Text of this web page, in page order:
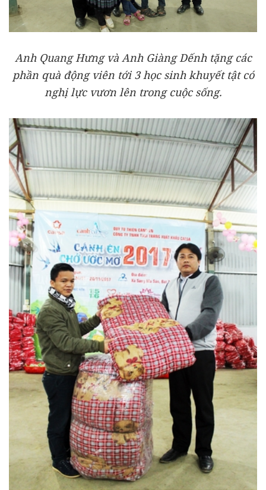
Anh Quang Hưng và Anh Giàng Dếnh tặng các
phần quà động viên tới 3 học sinh khuyết tật có
nghị lực vươn lên trong cuộc sống.